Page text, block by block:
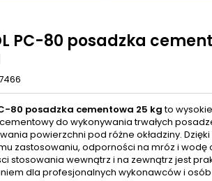
PC-80 posadzka
80 posadzka cementowa 25 kgto
do wykonywania trwałych
powierzchni pod różne okładziny. Dzięki
zastosowaniu, odporności na mróz i wodę
stosowania wewnątrz i na zewnątrz jest
dla profesjonalnych wykonawców i osób